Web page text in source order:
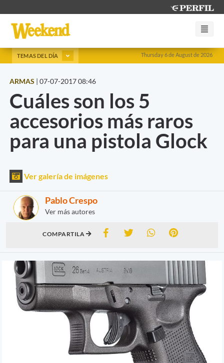
Thursday 6 de August de 2026
TEMAS DEL DÍA
ARMAS | 07-07-2017 08:46
Cuáles son los 5
accesorios más raros
para una pistola Glock
Ver galería de imágenes
Pablo Crespo
Ver más autores
COMPARTILA